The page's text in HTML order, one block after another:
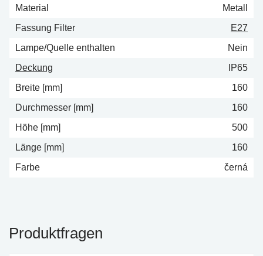
Material
Metall
Fassung Filter
E27
Lampe/Quelle enthalten
Nein
Deckung
IP65
Breite [mm]
160
Durchmesser [mm]
160
Höhe [mm]
500
Länge [mm]
160
Farbe
černá
Produktfragen